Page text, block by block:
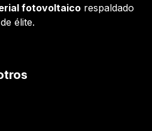
fotovoltaico respaldado
élite.